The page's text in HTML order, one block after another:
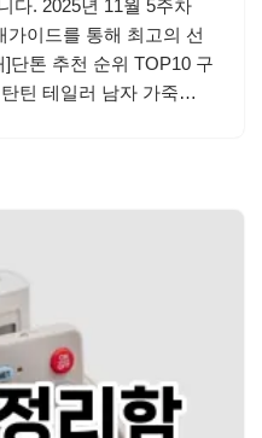
다. 2025년 11월 5주차
가이드를 통해 최고의 선
단톤 추천 순위 TOP10 구
틴 테일러 남자 가죽…